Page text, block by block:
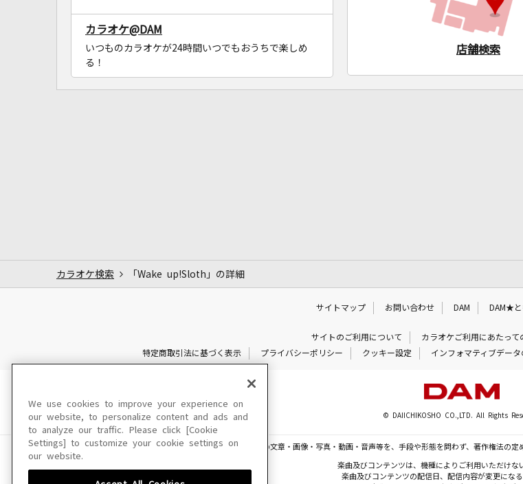
カラオケ@DAM
いつものカラオケが24時間いつでもおうちで楽しめ
る！
店舗検索
カラオケ検索 「Wake up!Sloth」の詳細
サイトマップ お問い合わせ DAM DAM★と
サイトのご利用について カラオケご利用にあたって
特定商取引法に基づく表示
プライバシーポリシー クッキー設定 インフォマティブデー
© DAIICHIKOSHO CO.,LTD. All Rights
このサイトに掲載されている一切の文章・画像・写真・動画・音声等を、手段や形態を問わず、著作権法の
楽曲及びコンテンツは、機種によりご利用いただけな
楽曲及びコンテンツの配信日、配信内容が変更になる
We use cookies to improve your experience on
our website, to personalize content and ads and
to analyze our traffic. Please click [Cookie
Settings] to customize your cookie settings on
our website.